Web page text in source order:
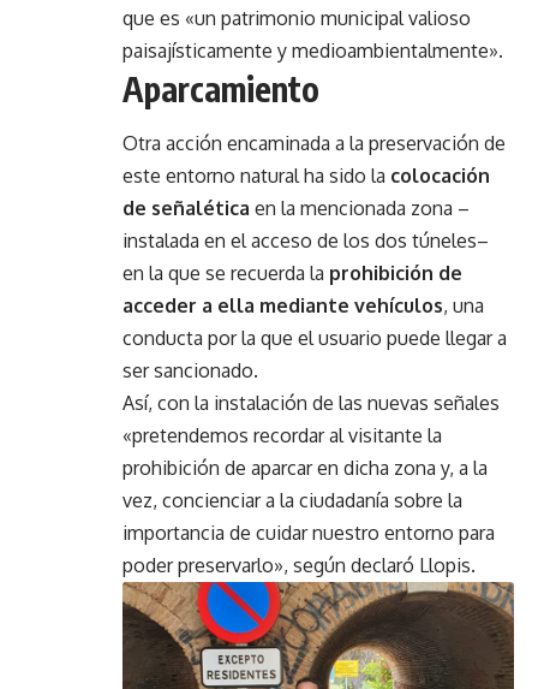
que es «un patrimonio municipal valioso
paisajísticamente y medioambientalmente».
Aparcamiento
Otra acción encaminada a la preservación de
este entorno natural ha sido la colocación
de señalética en la mencionada zona –
instalada en el acceso de los dos túneles–
en la que se recuerda la prohibición de
acceder a ella mediante vehículos, una
conducta por la que el usuario puede llegar a
ser sancionado.
Así, con la instalación de las nuevas señales
«pretendemos recordar al visitante la
prohibición de aparcar en dicha zona y, a la
vez, concienciar a la ciudadanía sobre la
importancia de cuidar nuestro entorno para
poder preservarlo», según declaró Llopis.